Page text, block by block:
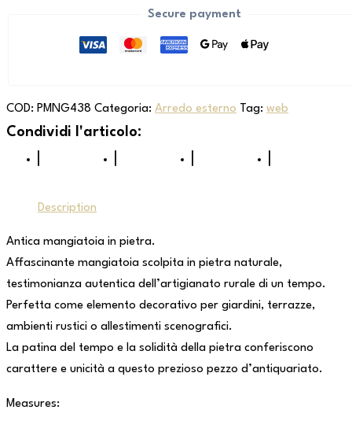
Secure payment
COD: PMNG438 Categoria: Arredo esterno Tag: web
Description
Antica mangiatoia in pietra.
Affascinante mangiatoia scolpita in pietra naturale,
testimonianza autentica dell’artigianato rurale di un tempo.
Perfetta come elemento decorativo per giardini, terrazze,
ambienti rustici o allestimenti scenografici.
La patina del tempo e la solidità della pietra conferiscono
carattere e unicità a questo prezioso pezzo d’antiquariato.
Measures: